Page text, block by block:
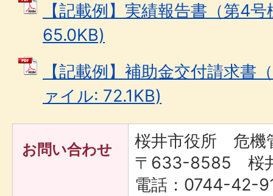
【記載例】実績報告書（第4
65.0KB)
【記載例】補助金交付請求書
ァイル: 72.1KB)
お問い合わせ
桜井市役所 危機
〒633-8585 桜
電話：0744-42-